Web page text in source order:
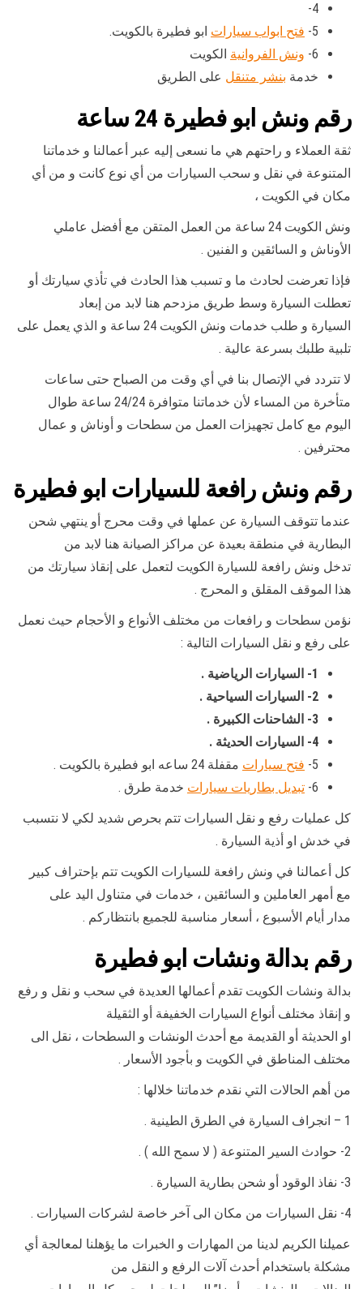
4-
5- فتح ابواب سيارات ابو فطيرة بالكويت.
6- ونش الفروانية الكويت
خدمة بنشر متنقل على الطريق
رقمونش ابو فطيرة 24 ساعة
ثقة العملاء و راحتهم هي ما نسعى إليه عبر أعمالنا و خدماتنا
المتنوعة في نقل و سحب السيارات من أي نوع كانت و من أي
مكان في الكويت ،
ونش الكويت 24 ساعة من العمل المتقن مع أفضل عاملي
الأوناش و السائقين و الفنين .
فإذا تعرضت لحادث ما و تسبب هذا الحادث في تأذي سيارتك أو
تعطلت السيارة وسط طريق مزدحم هنا لابد من إبعاد
السيارة و طلب خدمات ونش الكويت 24 ساعة و الذي يعمل على
تلبية طلبك بسرعة عالية .
لا تتردد في الإتصال بنا في أي وقت من الصباح حتى ساعات
متأخرة من المساء لأن خدماتنا متوافرة 24/24 ساعة طوال
اليوم مع كامل تجهيزات العمل من سطحات و أوناش و عمال
محترفين .
رقمونش رافعة للسيارات ابو فطيرة
عندما تتوقف السيارة عن عملها في وقت محرج أو ينتهي شحن
البطارية في منطقة بعيدة عن مراكز الصيانة هنا لابد من
تدخل ونش رافعة للسيارة الكويت لتعمل على إنقاذ سيارتك من
هذا الموقف المقلق و المحرج .
نؤمن سطحات و رافعات من مختلف الأنواع و الأحجام حيث نعمل
على رفع و نقل السيارات التالية :
1- السيارات الرياضية .
2- السيارات السياحية .
3- الشاحنات الكبيرة .
4- السيارات الحديثة .
5- فتح سيارات مقفلة 24 ساعه ابو فطيرة بالكويت .
6- تبديل بطاريات سيارات خدمة طرق .
كل عمليات رفع و نقل السيارات تتم بحرص شديد لكي لا نتسبب
في خدش او أذية السيارة .
كل أعمالنا في ونش رافعة للسيارات الكويت تتم بإحتراف كبير
مع أمهر العاملين و السائقين ، خدمات في متناول اليد على
مدار أيام الأسبوع ، أسعار مناسبة للجميع بانتظاركم .
رقم بدالة ونشات ابو فطيرة
بدالة ونشات الكويت تقدم أعمالها العديدة في سحب و نقل و رفع
و إنقاذ مختلف أنواع السيارات الخفيفة أو الثقيلة
او الحديثة أو القديمة مع أحدث الونشات و السطحات ، نقل الى
مختلف المناطق في الكويت و بأجود الأسعار .
من أهم الحالات التي نقدم خدماتنا خلالها :
1 – انجراف السيارة في الطرق الطينية .
2- حوادث السير المتنوعة ( لا سمح الله ) .
3- نفاذ الوقود أو شحن بطارية السيارة .
4- نقل السيارات من مكان الى آخر خاصة لشركات السيارات .
عميلنا الكريم لدينا من المهارات و الخبرات ما يؤهلنا لمعالجة أي
مشكلة باستخدام أحدث آلات الرفع و النقل من